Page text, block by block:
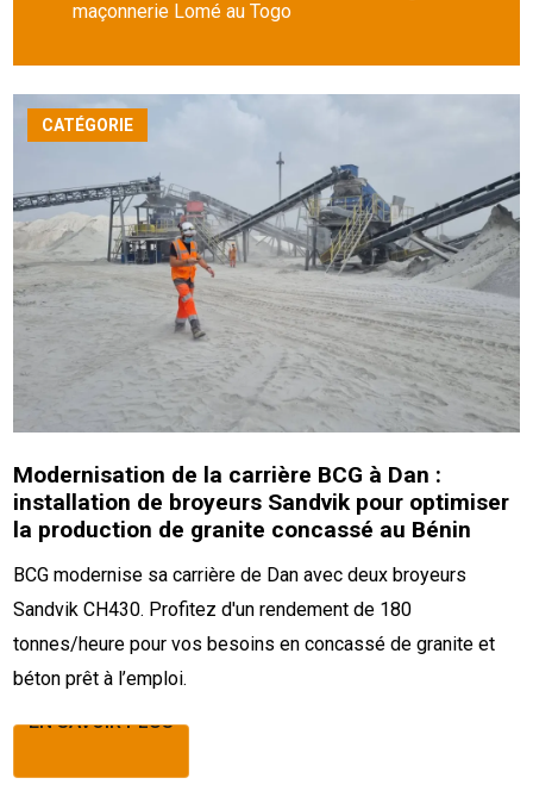
maçonnerie Lomé au Togo
CATÉGORIE
Modernisation de la carrière BCG à Dan :
installation de broyeurs Sandvik pour optimiser
la production de granite concassé au Bénin
BCG modernise sa carrière de Dan avec deux broyeurs
Sandvik CH430. Profitez d'un rendement de 180
tonnes/heure pour vos besoins en concassé de granite et
béton prêt à l’emploi.
EN SAVOIR PLUS
EN SAVOIR PLUS